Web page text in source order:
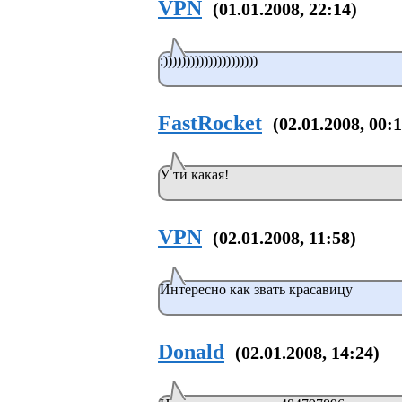
VPN (01.01.2008, 22:14)
:)))))))))))))))))))))
FastRocket (02.01.2008,
У ти какая!
VPN (02.01.2008, 11:58)
Интересно как звать красавицу
Donald (02.01.2008, 14:24)